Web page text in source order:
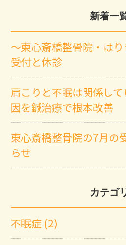
新着一
～東心斎橋整骨院・は
受付と休診
肩こりと不眠は関係し
因を鍼治療で根本改善
東心斎橋整骨院の7月の
らせ
カテゴ
不眠症 (2)